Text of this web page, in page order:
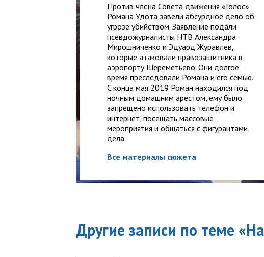
Против члена Совета движения «Голос»
Романа Удота завели абсурдное дело об
угрозе убийством. Заявление подали
псевдожурналисты НТВ Александра
Мирошниченко и Эдуард Журавлев,
которые атаковали правозащитника в
аэропорту Шереметьево. Они долгое
время преследовали Романа и его семью.
C конца мая 2019 Роман находился под
ночным домашним арестом, ему было
запрещено использовать телефон и
интернет, посещать массовые
мероприятия и общаться с фигурантами
дела.
Все материалы сюжета
Другие записи по теме «